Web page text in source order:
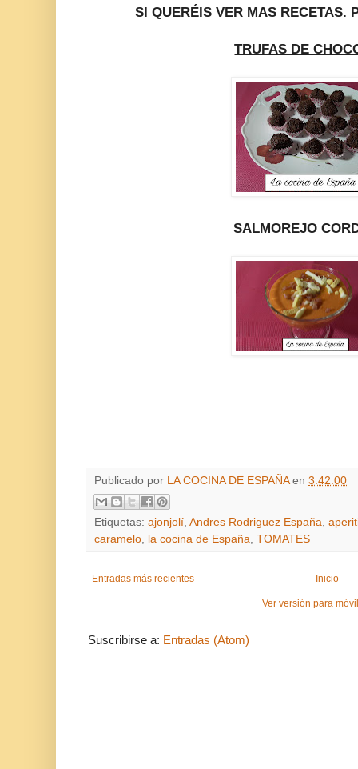
SI QUERÉIS VER MAS RECETAS.
TRUFAS DE
SALMOREJO
Publicado por LA COCINA DE ESPAÑA en 3:42:00
Etiquetas: ajonjolí Andres Rodriguez España
caramelo
la cocina de España TOMATES
Entradas más recientes Inicio
Ver versión para
Suscribirse a: Entradas (Atom)